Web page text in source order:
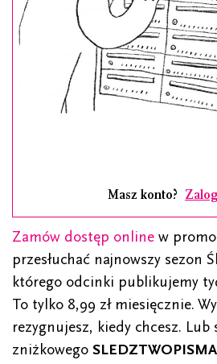
Masz konto?
Zamów dostęp online w
przesłuchać najnowszy sezon
którego odcinki publikujemy
To tylko 8,99 zł miesięcznie.
rezygnujesz, kiedy chcesz. Lub
zniżkowego